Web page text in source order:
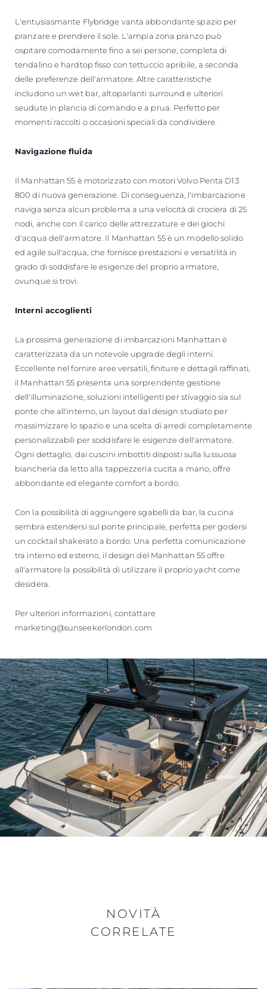
L'entusiasmante Flybridge vanta abbondante spazio per
pranzare e prendere il sole. L'ampia zona pranzo può
ospitare comodamente fino a sei persone, completa di
tendalino e hardtop fisso con tettuccio apribile, a seconda
delle preferenze dell'armatore. Altre caratteristiche
includono un wet bar, altoparlanti surround e ulteriori
seudute in plancia di comando e a prua. Perfetto per
momenti raccolti o occasioni speciali da condividere.
Navigazione fluida
Il Manhattan 55 è motorizzato con motori Volvo Penta D13
800 di nuova generazione. Di conseguenza, l'imbarcazione
naviga senza alcun problema a una velocità di crociera di 25
nodi, anche con il carico delle attrezzature e dei giochi
d'acqua dell'armatore. Il Manhattan 55 è un modello solido
ed agile sull'acqua, che fornisce prestazioni e versatilità in
grado di soddisfare le esigenze del proprio armatore,
ovunque si trovi.
Interni accoglienti
La prossima generazione di imbarcazioni Manhattan è
caratterizzata da un notevole upgrade degli interni.
Eccellente nel fornire aree versatili, finiture e dettagli raffinati,
il Manhattan 55 presenta una sorprendente gestione
dell'illuminazione, soluzioni intelligenti per stivaggio sia sul
ponte che all'interno, un layout dal design studiato per
massimizzare lo spazio e una scelta di arredi completamente
personalizzabili per soddisfare le esigenze dell'armatore.
Ogni dettaglio, dai cuscini imbottiti disposti sulla lussuosa
biancheria da letto alla tappezzeria cucita a mano, offre
abbondante ed elegante comfort a bordo.
Con la possibilità di aggiungere sgabelli da bar, la cucina
sembra estendersi sul ponte principale, perfetta per godersi
un cocktail shakerato a bordo. Una perfetta comunicazione
tra interno ed esterno, il design del Manhattan 55 offre
all'armatore la possibilità di utilizzare il proprio yacht come
desidera.
Per ulteriori informazioni, contattare
marketing@sunseekerlondon.com
NOVITÀ
CORRELATE